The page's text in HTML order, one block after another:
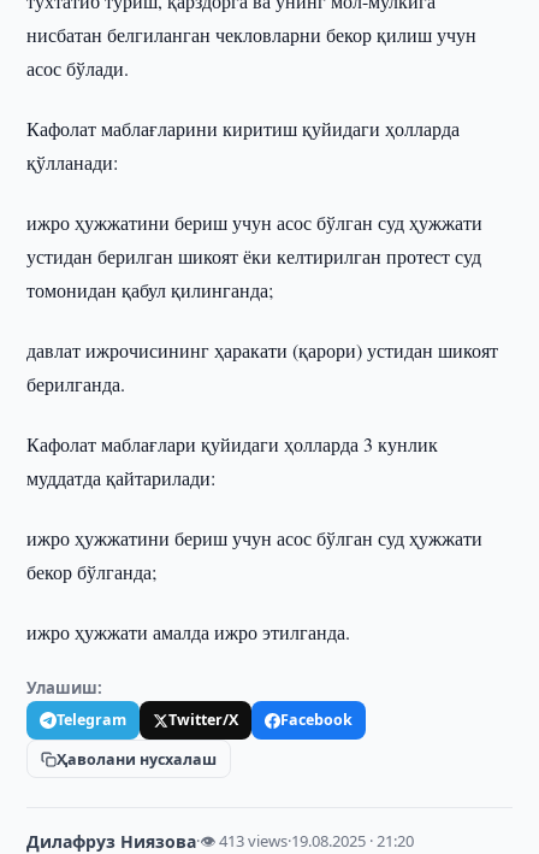
нисбатан белгиланган чекловларни бекор қилиш учун
асос бўлади.
Кафолат маблағларини киритиш қуйидаги ҳолларда
қўлланади:
ижро ҳужжатини бериш учун асос бўлган суд ҳужжати
устидан берилган шикоят ёки келтирилган протест суд
томонидан қабул қилинганда;
давлат ижрочисининг ҳаракати (қарори) устидан шикоят
берилганда.
Кафолат маблағлари қуйидаги ҳолларда 3 кунлик
муддатда қайтарилади:
ижро ҳужжатини бериш учун асос бўлган суд ҳужжати
бекор бўлганда;
ижро ҳужжати амалда ижро этилганда.
Улашиш:
Telegram Twitter/X
Facebook
Ҳаволани нусхалаш
Дилафруз Ниязова·👁 413 views·19.08.2025 · 21:20